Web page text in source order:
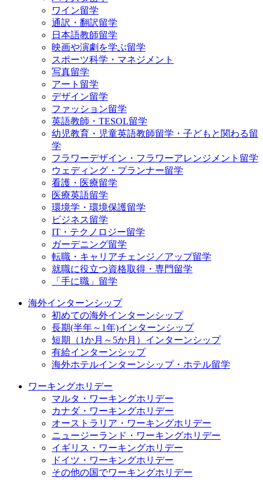
ワイン留学
通訳・翻訳留学
日本語教師留学
映画や演劇を学ぶ留学
スポーツ科学・マネジメント
写真留学
アート留学
デザイン留学
ファッション留学
英語教師・TESOL留学
幼児教育・児童英語教師留学・子どもと関わる留
学
フラワーデザイン・フラワーアレンジメント留学
ウェディング・プランナー留学
看護・医療留学
医療英語留学
環境学・環境保護留学
ビジネス留学
IT・テクノロジー留学
ガーデニング留学
転職・キャリアチェンジ／アップ留学
就職に役立つ資格取得・専門留学
「手に職」留学
海外インターンシップ
初めての海外インターンシップ
長期(半年～1年)インターンシップ
短期（1か月～5か月）インターンシップ
有給インターンシップ
海外ホテルインターンシップ・ホテル留学
ワーキングホリデー
マルタ・ワーキングホリデー
カナダ・ワーキングホリデー
オーストラリア・ワーキングホリデー
ニュージーランド・ワーキングホリデー
イギリス・ワーキングホリデー
ドイツ・ワーキングホリデー
その他の国でワーキングホリデー